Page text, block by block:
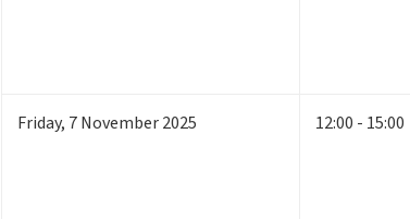
Friday, 7November 2025 12:00 - 15:00